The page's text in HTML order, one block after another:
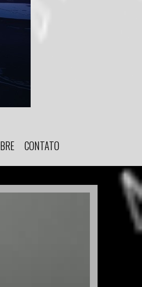
CONTATO